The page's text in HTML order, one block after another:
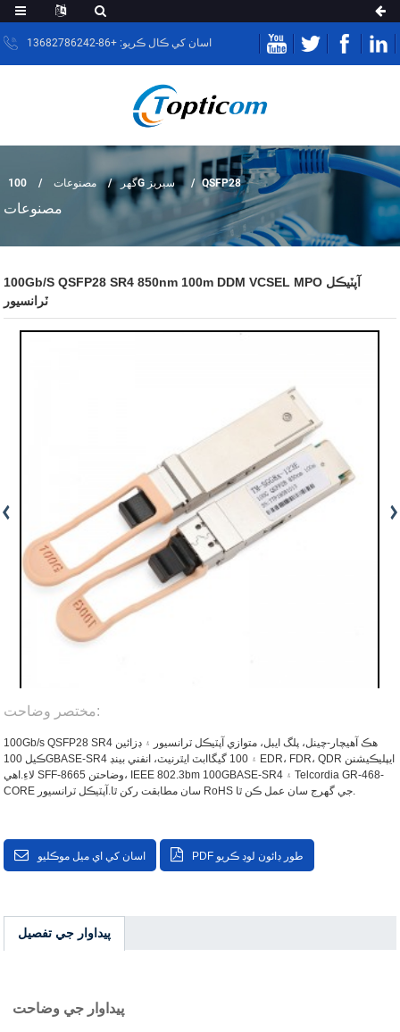
اسان کي ڪال ڪريو: +86-13682786242
گهر مصنوعات 100G سيريز QSFP28
مصنوعات
100Gb/s QSFP28 SR4 850nm 100m DDM VCSEL MPO آپٽيڪل
ٽرانسيور
مختصر وضاحت:
100Gb/s QSFP28 SR4 هڪ آهيچار-چينل، پلگ ايبل، متوازي آپٽيڪل ٽرانسيور ۽ ڊزائين
ڪيل 100GBASE-SR4 ۽ 100 گيگاابٽ ايٿرنيٽ، انفني بينڊ EDR، FDR، QDR ايپليڪيشنن
لاءِ.اهي SFF-8665 وضاحتن، IEEE 802.3bm 100GBASE-SR4 ۽ Telcordia GR-468-
CORE سان مطابقت رکن ٿا.آپٽيڪل ٽرانسيور RoHS جي گهرج سان عمل ڪن ٿا.
اسان کي اي ميل موڪليو PDF طور ڊائون لوڊ ڪريو
پيداوار جي تفصيل
پيداوار جي وضاحت